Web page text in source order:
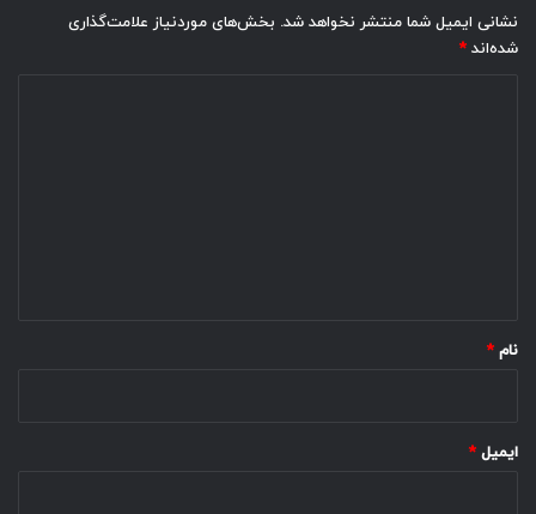
نشانی ایمیل شما منتشر نخواهد شد. بخش‌های موردنیاز علامت‌گذاری
شده‌اند *
نام *
ایمیل *